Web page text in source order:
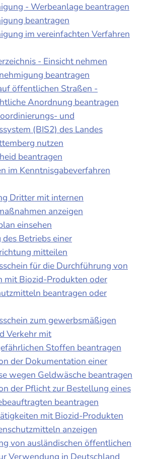
- Werbeanlage beantragen
beantragen
im vereinfachten Verfahren
- Einsicht nehmen
beantragen
öffentlichen Straßen -
Anordnung beantragen
und
(BIS2) des Landes
nutzen
beantragen
im Kenntnisgabeverfahren
Dritter mit internen
anzeigen
einsehen
Betriebs einer
mitteilen
für die Durchführung von
mit Biozid-Produkten oder
beantragen oder
zum gewerbsmäßigen
Verkehr mit
Stoffen beantragen
der Dokumentation einer
wegen Geldwäsche beantragen
der Pflicht zur Bestellung eines
beantragen
mit Biozid-Produkten
anzeigen
von ausländischen öffentlichen